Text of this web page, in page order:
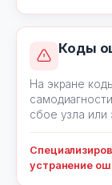
Коды
На экране
сбое узла или
устранение